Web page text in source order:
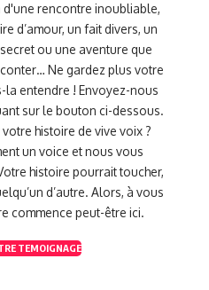
d'une rencontre inoubliable,
d’amour, un fait divers, un
ou une aventure que
Ne gardez plus votre
la entendre ! Envoyez-nous
sur le bouton ci-dessous.
histoire de vive voix ?
un voice et nous vous
histoire pourrait toucher,
d’autre. Alors, à vous
commence peut-être ici.
TEMOIGNAGE